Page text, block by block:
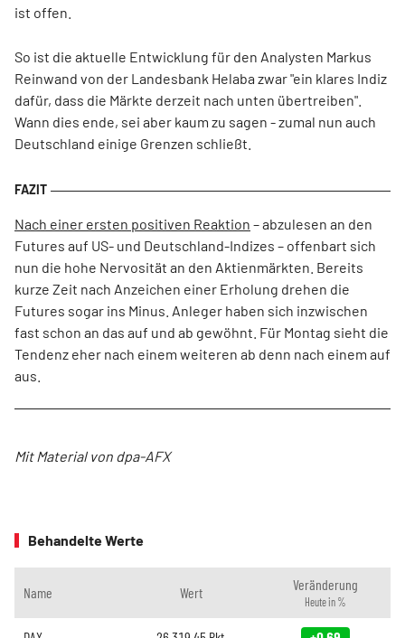
ist offen.
So ist die aktuelle Entwicklung für den Analysten Markus
Reinwand von der Landesbank Helaba zwar "ein klares Indiz
dafür, dass die Märkte derzeit nach unten übertreiben".
Wann dies ende, sei aber kaum zu sagen - zumal nun auch
Deutschland einige Grenzen schließt.
Nach einer ersten positiven Reaktion – abzulesen an den
Futures auf US- und Deutschland-Indizes – offenbart sich
nun die hohe Nervosität an den Aktienmärkten. Bereits
kurze Zeit nach Anzeichen einer Erholung drehen die
Futures sogar ins Minus. Anleger haben sich inzwischen
fast schon an das auf und ab gewöhnt. Für Montag sieht die
Tendenz eher nach einem weiteren ab denn nach einem auf
aus.
Mit Material von dpa-AFX
Behandelte Werte
Name Wert Veränderung
Heute in %